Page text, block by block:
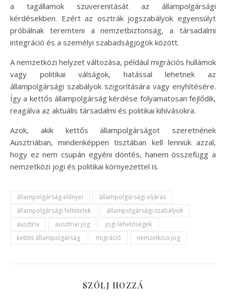
a tagállamok szuverenitását az állampolgársági
kérdésekben. Ezért az osztrák jogszabályok egyensúlyt
próbálnak teremteni a nemzetbiztonság, a társadalmi
integráció és a személyi szabadságjogok között.
A nemzetközi helyzet változása, például migrációs hullámok
vagy politikai válságok, hatással lehetnek az
állampolgársági szabályok szigorítására vagy enyhítésére.
Így a kettős állampolgárság kérdése folyamatosan fejlődik,
reagálva az aktuális társadalmi és politikai kihívásokra.
Azok, akik kettős állampolgárságot szeretnének
Ausztriában, mindenképpen tisztában kell lenniük azzal,
hogy ez nem csupán egyéni döntés, hanem összefügg a
nemzetközi jogi és politikai környezettel is.
állampolgárság előnyei
állampolgársági eljárás
állampolgársági feltételek
állampolgársági szabályok
ausztria
ausztriai jog
jogi lehetőségek
kettős állampolgárság
migráció nemzetközi jog
SZÓLJ HOZZÁ